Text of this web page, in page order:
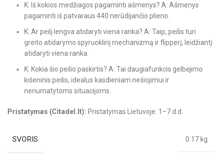
K: Iš kokios medžiagos pagaminti ašmenys? A: Ašmenys
pagaminti iš patvaraus 440 nerūdijančio plieno.
K: Ar peilį lengva atidaryti viena ranka? A: Taip, peilis turi
greito atidarymo spyruoklinį mechanizmą ir flipperį, leidžiantį
atidaryti viena ranka.
K: Kokia šio peilio paskirtis? A: Tai daugiafunkcis gelbėjimo
kišeninis peilis, idealus kasdieniam nešiojimui ir
nenumatytoms situacijoms.
Pristatymas (Citadel.lt): Pristatymas Lietuvoje: 1–7 d.d.
SVORIS 0.17 kg